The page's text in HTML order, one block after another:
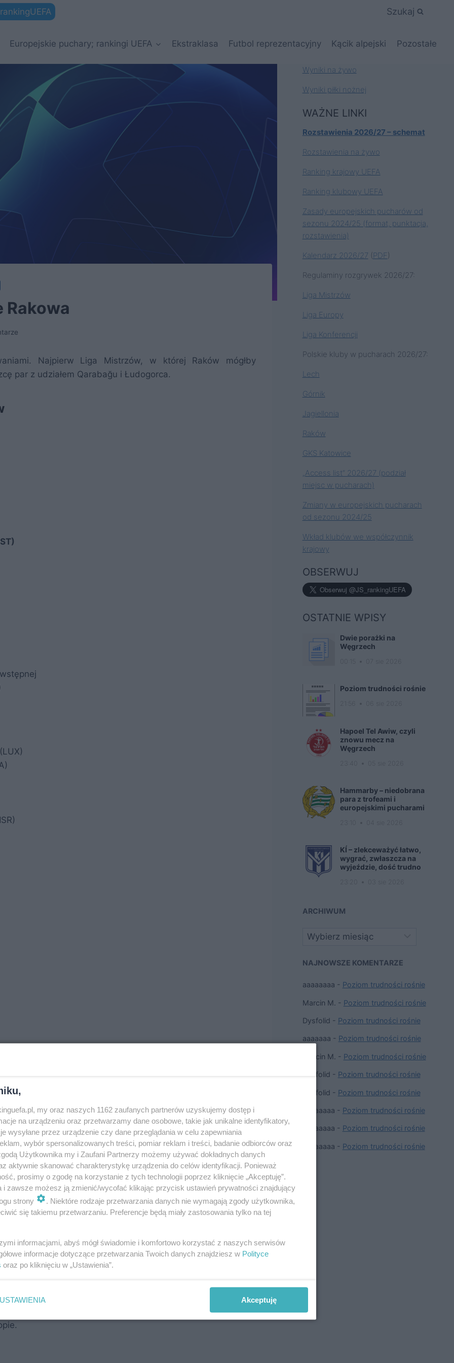
Szukaj
Europejskie puchary; rankingi UEFA Ekstraklasa Futbol reprezentacyjny Kącik alpejski Pozostałe
Rakowa
Najpierw Liga Mistrzów, w której Raków mógłby
par z udziałem Qarabağu i Łudogorca.
NASTĘPNY
Potencjalni rywale Lecha, Legii i Pogoni w II rundzie
eliminacji LKE – podział na grupy
Nie Galata i inne drużyny (w teorii) poza zasięgiem. Z
(hipotetyczne) rozstawienie w rundzie. Na pewno
10%) niz przed losowaniem (powiedzmy 5%). Ale to tylko teoria.
Odpowiedz
Wyniki na żywo
Wyniki piłki nożnej
WAŻNE LINKI
Rozstawienia 2026/27 – schemat
Rozstawienia na żywo
Ranking krajowy UEFA
Ranking klubowy UEFA
Zasady europejskich pucharów od
sezonu 2024/25 (format, punktacja,
rozstawienia)
Kalendarz 2026/27 (PDF)
Regulaminy rozgrywek 2026/27:
Liga Mistrzów
Liga Europy
Liga Konferencji
Polskie kluby w pucharach 2026/27:
Lech
Górnik
Jagiellonia
Raków
GKS Katowice
„Access list” 2026/27 (podział
miejsc w pucharach)
Zmiany w europejskich pucharach
od sezonu 2024/25
Wkład klubów we współczynnik
krajowy
OBSERWUJ
OSTATNIE WPISY
Dwie porażki na
Węgrzech
Poziom trudności rośnie
Hapoel Tel Awiw, czyli
znowu mecz na
Węgrzech
Hammarby – niedobrana
para z trofeami i
europejskimi pucharami
KÍ – zlekceważyć łatwo,
wygrać, zwłaszcza na
wyjeździe, dość trudno
ARCHIWUM
Archiwa
NAJNOWSZE KOMENTARZE
aaaaaaaa - Poziom trudności rośnie
Marcin M. - Poziom trudności rośnie
Dysfolid - Poziom trudności rośnie
aaaaaaa - Poziom trudności rośnie
Marcin M. - Poziom trudności rośnie
Dysfolid - Poziom trudności rośnie
Dysfolid - Poziom trudności rośnie
aaaaaaaa - Poziom trudności rośnie
aaaaaaaa - Poziom trudności rośnie
aaaaaaaa - Poziom trudności rośnie
my oraz naszych 1162 zaufanych partnerów uzyskujemy dostęp i
na urządzeniu oraz przetwarzamy dane osobowe, takie jak unikalne identyfikatory,
wysyłane przez urządzenie czy dane przeglądania w celu zapewniania
wybór spersonalizowanych treści, pomiar reklam i treści, badanie odbiorców oraz
Użytkownika my i Zaufani Partnerzy możemy używać dokładnych danych
aktywnie skanować charakterystykę urządzenia do celów identyfikacji. Ponieważ
prosimy o zgodę na korzystanie z tych technologii poprzez kliknięcie „Akceptuję”.
i zawsze możesz ją zmienić/wycofać klikając przycisk ustawień prywatności znajdujący
strony
. Niektóre rodzaje przetwarzania danych nie wymagają zgody użytkownika,
się takiemu przetwarzaniu. Preferencje będą miały zastosowania tylko na tej
informacjami, abyś mógł świadomie i komfortowo korzystać z naszych serwisów
informacje dotyczące przetwarzania Twoich danych znajdziesz w Polityce
oraz po kliknięciu w „Ustawienia”.
USTAWIENIA Akceptuję